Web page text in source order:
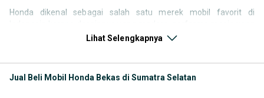
Honda dikenal sebagai salah satu merek mobil favorit di
responsif, serta kenyamanan berkendara. Tidak heran jika
Melalui halaman ini, kamu bisa langsung membandingkan
Lihat Selengkapnya
Jual Beli Mobil Honda Bekas di Sumatra Selatan